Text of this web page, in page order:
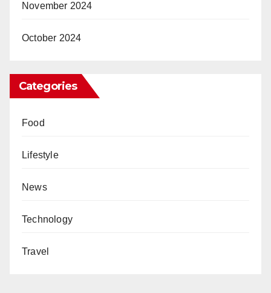
November 2024
October 2024
Categories
Food
Lifestyle
News
Technology
Travel